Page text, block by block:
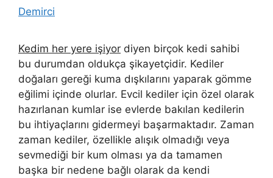
Demirci
Kedim her yere işiyor diyen birçok kedi sahibi
bu durumdan oldukça şikayetçidir. Kediler
doğaları gereği kuma dışkılarını yaparak gömme
eğilimi içinde olurlar. Evcil kediler için özel olarak
hazırlanan kumlar ise evlerde bakılan kedilerin
bu ihtiyaçlarını gidermeyi başarmaktadır. Zaman
zaman kediler, özellikle alışık olmadığı veya
sevmediği bir kum olması ya da tamamen
başka bir nedene bağlı olarak da kendi